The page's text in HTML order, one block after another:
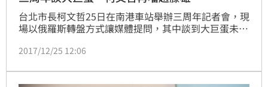
台北市長柯文哲25日在南港車站舉辦三周年記者會，現
場以俄羅斯轉盤方式讓媒體提問，其中談到大巨蛋未來
題的」。
2017/12/25 12:06